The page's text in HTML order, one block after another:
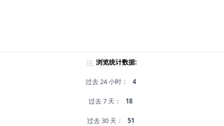
浏览统计数据:
过去 24 小时： 4
过去 7 天： 18
过去 30 天： 51